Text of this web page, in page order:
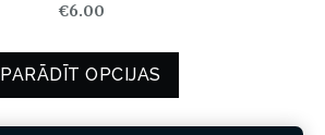
€6.00
PARĀDĪT OPCIJAS